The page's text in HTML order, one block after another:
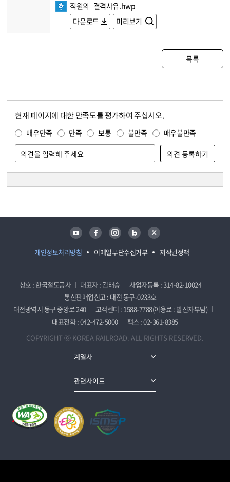
직원의_결격사유.hwp
다운로드
미리보기
목록
현재 페이지에 대한 만족도를 평가하여 주십시오.
매우만족 만족 보통 불만족 매우불만족
개인정보처리방침 이메일무단수집거부 저작권정책
유튜브 페이스북 인스타그램 블로그 트위터
상호 : 한국철도공사 대표자 : 김태승
사업자등록 : 314-82-10024
통신판매업신고 : 대전 동구-0233호
대전광역시 동구 중앙로 240
고객센터 : 1588-7788(이용료 : 발신자부담)
대표전화 : 042-472-5000
팩스 : 02-361-8385
COPYRIGHT ⓒ KOREA RAILROAD. ALL RIGHTS RESERVED.
계열사
관련사이트